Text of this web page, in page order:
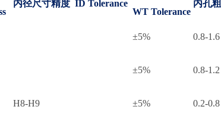
内径尺寸精度 ID Tolerance
WT Tolerance
内孔
±5% 0.8-1.6
±5% 0.8-1.2
H8-H9 ±5% 0.2-0.8